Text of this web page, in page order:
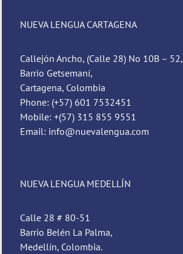
NUEVA LENGUA CARTAGENA
Callejón Ancho, (Calle 28) No 10B – 52,
Barrio Getsemaní,
Cartagena, Colombia
Phone: (+57) 601 7532451
Mobile: +(57) 315 855 9551
Email: info@nuevalengua.com
NUEVA LENGUA MEDELLÍN
Calle 28 # 80-51
Barrio Belén La Palma,
Medellín, Colombia.